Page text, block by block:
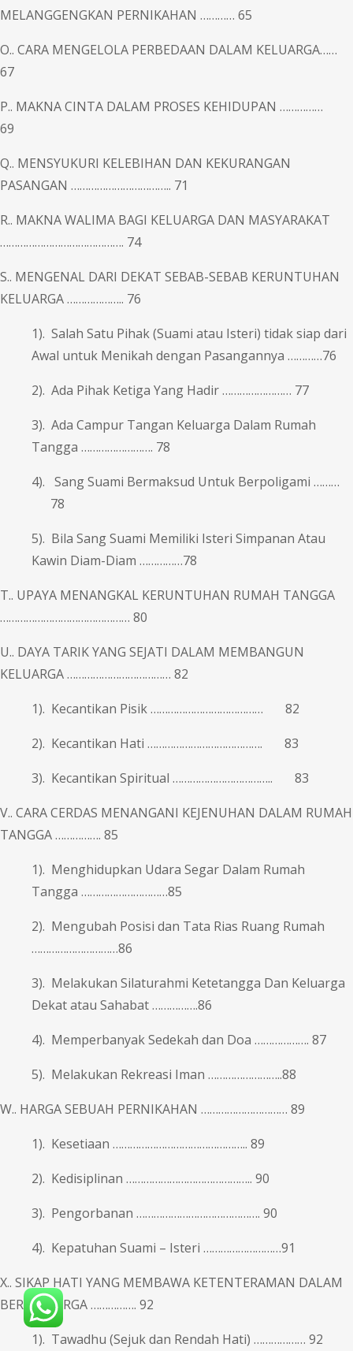
MELANGGENGKAN PERNIKAHAN ………… 65
O.. CARA MENGELOLA PERBEDAAN DALAM KELUARGA……
67
P.. MAKNA CINTA DALAM PROSES KEHIDUPAN ……………
69
Q.. MENSYUKURI KELEBIHAN DAN KEKURANGAN
PASANGAN …………………………….. 71
R.. MAKNA WALIMA BAGI KELUARGA DAN MASYARAKAT
……………………………………. 74
S.. MENGENAL DARI DEKAT SEBAB-SEBAB KERUNTUHAN
KELUARGA ……………….. 76
1). Salah Satu Pihak (Suami atau Isteri) tidak siap dari
Awal untuk Menikah dengan Pasangannya …………76
2). Ada Pihak Ketiga Yang Hadir …………………… 77
3). Ada Campur Tangan Keluarga Dalam Rumah
Tangga ……………………. 78
4). Sang Suami Bermaksud Untuk Berpoligami ………
78
5). Bila Sang Suami Memiliki Isteri Simpanan Atau
Kawin Diam-Diam ……………78
T.. UPAYA MENANGKAL KERUNTUHAN RUMAH TANGGA
……………………………………… 80
U.. DAYA TARIK YANG SEJATI DALAM MEMBANGUN
KELUARGA ……………………………… 82
1). Kecantikan Pisik ………………………………… 82
2). Kecantikan Hati …………………………………. 83
3). Kecantikan Spiritual …………………………….. 83
V.. CARA CERDAS MENANGANI KEJENUHAN DALAM RUMAH
TANGGA ……………. 85
1). Menghidupkan Udara Segar Dalam Rumah
Tangga …………………………85
2). Mengubah Posisi dan Tata Rias Ruang Rumah
…………………………86
3). Melakukan Silaturahmi Ketetangga Dan Keluarga
Dekat atau Sahabat …………….86
4). Memperbanyak Sedekah dan Doa ………………. 87
5). Melakukan Rekreasi Iman ……………………..88
W.. HARGA SEBUAH PERNIKAHAN ………………………… 89
1). Kesetiaan ……………………………………….. 89
2). Kedisiplinan …………………………………….. 90
3). Pengorbanan ……………………………………. 90
4). Kepatuhan Suami – Isteri ………………………91
X.. SIKAP HATI YANG MEMBAWA KETENTERAMAN DALAM
BERKELUARGA ……………. 92
1). Tawadhu (Sejuk dan Rendah Hati) ……………… 92